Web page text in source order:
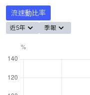
流速動比率
近5年 季報